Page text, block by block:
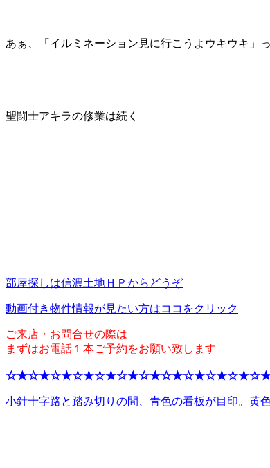
あぁ、「イルミネーション見に行こうよウキウキ」
聖闘士アキラの修業は続く
部屋探しは信濃土地ＨＰからどうぞ
動画付き物件情報が見たい方はココをクリック
ご来店・お問合せの際は
まずはお電話１本ご予約をお願い致します
小針十字路と踏み切りの間、青色の看板が目印。黄